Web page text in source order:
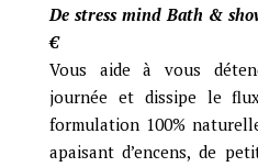
De stress mind Bath &
€
Vous aide à vous
journée et dissipe le
formulation 100%
apaisant d’encens, de